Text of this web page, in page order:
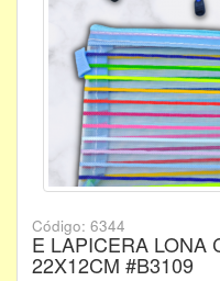
Código: 6344
E LAPICERA LONA
22X12CM #B3109